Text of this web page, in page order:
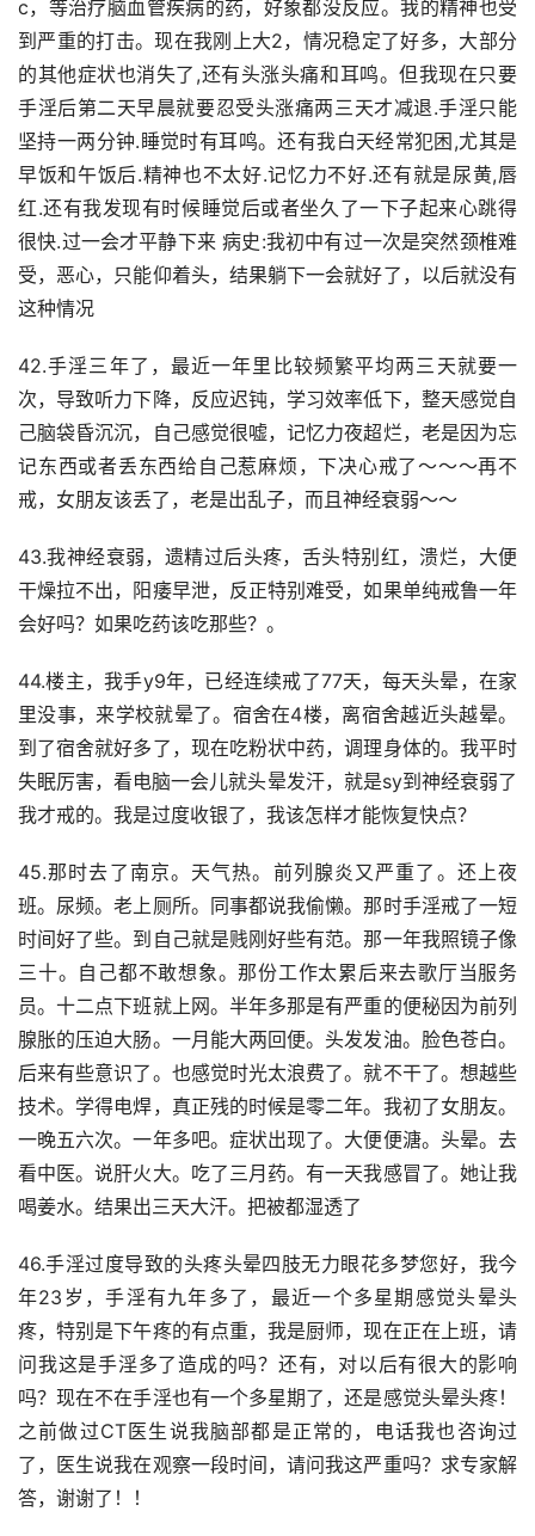
c，等治疗脑血管疾病的药，好象都没反应。我的精神也受
到严重的打击。现在我刚上大2，情况稳定了好多，大部分
的其他症状也消失了,还有头涨头痛和耳鸣。但我现在只要
手淫后第二天早晨就要忍受头涨痛两三天才减退.手淫只能
坚持一两分钟.睡觉时有耳鸣。还有我白天经常犯困,尤其是
早饭和午饭后.精神也不太好.记忆力不好.还有就是尿黄,唇
红.还有我发现有时候睡觉后或者坐久了一下子起来心跳得
很快.过一会才平静下来 病史:我初中有过一次是突然颈椎难
受，恶心，只能仰着头，结果躺下一会就好了，以后就没有
这种情况
42.手淫三年了，最近一年里比较频繁平均两三天就要一
次，导致听力下降，反应迟钝，学习效率低下，整天感觉自
己脑袋昏沉沉，自己感觉很嘘，记忆力夜超烂，老是因为忘
记东西或者丢东西给自己惹麻烦，下决心戒了～～～再不
戒，女朋友该丢了，老是出乱子，而且神经衰弱～～
43.我神经衰弱，遗精过后头疼，舌头特别红，溃烂，大便
干燥拉不出，阳痿早泄，反正特别难受，如果单纯戒鲁一年
会好吗？如果吃药该吃那些？。
44.楼主，我手y9年，已经连续戒了77天，每天头晕，在家
里没事，来学校就晕了。宿舍在4楼，离宿舍越近头越晕。
到了宿舍就好多了，现在吃粉状中药，调理身体的。我平时
失眠厉害，看电脑一会儿就头晕发汗，就是sy到神经衰弱了
我才戒的。我是过度收银了，我该怎样才能恢复快点？
45.那时去了南京。天气热。前列腺炎又严重了。还上夜
班。尿频。老上厕所。同事都说我偷懒。那时手淫戒了一短
时间好了些。到自己就是贱刚好些有范。那一年我照镜子像
三十。自己都不敢想象。那份工作太累后来去歌厅当服务
员。十二点下班就上网。半年多那是有严重的便秘因为前列
腺胀的压迫大肠。一月能大两回便。头发发油。脸色苍白。
后来有些意识了。也感觉时光太浪费了。就不干了。想越些
技术。学得电焊，真正残的时候是零二年。我初了女朋友。
一晚五六次。一年多吧。症状出现了。大便便溏。头晕。去
看中医。说肝火大。吃了三月药。有一天我感冒了。她让我
喝姜水。结果出三天大汗。把被都湿透了
46.手淫过度导致的头疼头晕四肢无力眼花多梦您好，我今
年23岁，手淫有九年多了，最近一个多星期感觉头晕头
疼，特别是下午疼的有点重，我是厨师，现在正在上班，请
问我这是手淫多了造成的吗？还有，对以后有很大的影响
吗？现在不在手淫也有一个多星期了，还是感觉头晕头疼！
之前做过CT医生说我脑部都是正常的，电话我也咨询过
了，医生说我在观察一段时间，请问我这严重吗？求专家解
答，谢谢了！！